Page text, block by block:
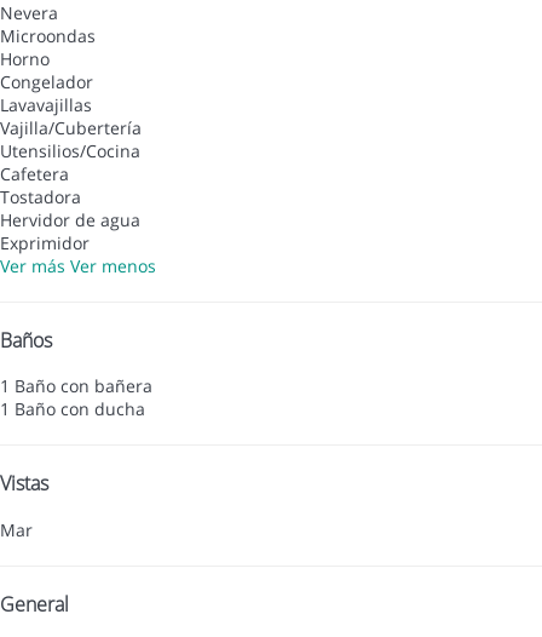
Nevera
Microondas
Horno
Congelador
Lavavajillas
Vajilla/Cubertería
Utensilios/Cocina
Cafetera
Tostadora
Hervidor de agua
Exprimidor
Ver más Ver menos
Baños
1 Baño con bañera
1 Baño con ducha
Vistas
Mar
General